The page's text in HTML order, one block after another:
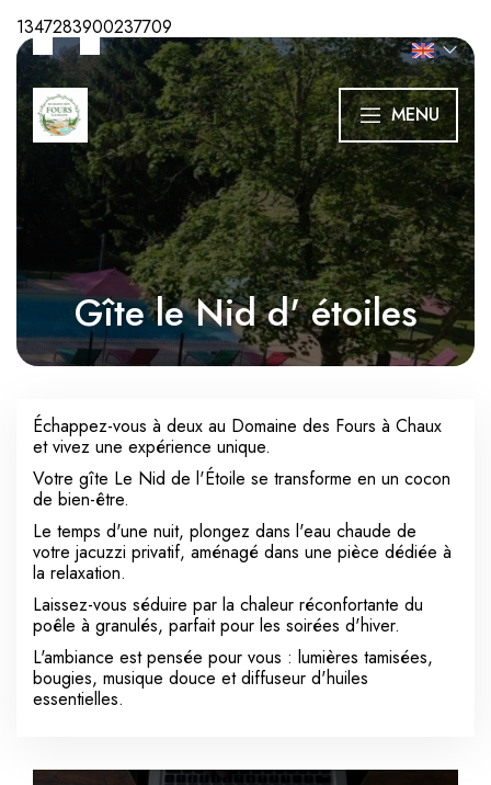
1347283900237709
MENU
Gîte le Nid d' étoiles
Échappez-vous à deux au Domaine des Fours à Chaux
et vivez une expérience unique.
Votre gîte Le Nid de l'Étoile se transforme en un cocon
de bien-être.
Le temps d'une nuit, plongez dans l'eau chaude de
votre jacuzzi privatif, aménagé dans une pièce dédiée à
la relaxation.
Laissez-vous séduire par la chaleur réconfortante du
poêle à granulés, parfait pour les soirées d'hiver.
L'ambiance est pensée pour vous : lumières tamisées,
bougies, musique douce et diffuseur d'huiles
essentielles.